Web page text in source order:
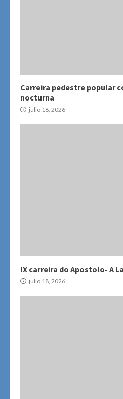
Carreira pedestre popular
nocturna
julio 18, 2026
IX carreira do Apostolo- A
julio 18, 2026